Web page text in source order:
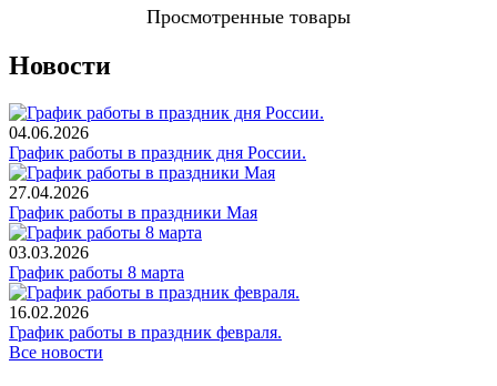
Просмотренные товары
Новости
04.06.2026
График работы в праздник дня России.
27.04.2026
График работы в праздники Мая
03.03.2026
График работы 8 марта
16.02.2026
График работы в праздник февраля.
Все новости